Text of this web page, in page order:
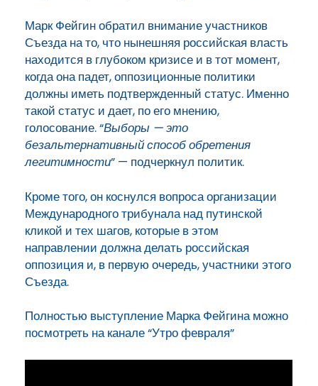
Марк Фейгин обратил внимание участников
Съезда на то, что нынешняя российская власть
находится в глубоком кризисе и в тот момент,
когда она падет, оппозиционные политики
должны иметь подтвержденный статус. Именно
такой статус и дает, по его мнению,
голосование. “Выборы — это
безальтернативный способ обретения
легитимности” — подчеркнул политик.
Кроме того, он коснулся вопроса организации
Международного трибунала над путинской
кликой и тех шагов, которые в этом
направлении должна делать российская
оппозиция и, в первую очередь, участники этого
Съезда.
Полностью выступление Марка Фейгина можно
посмотреть на канале “Утро февраля”